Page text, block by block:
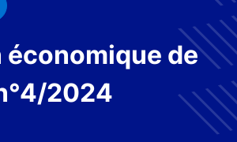
économique de
2024